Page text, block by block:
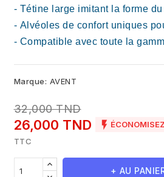
- Tétine large imitant la forme
- Alvéoles de confort uniques
- Compatible avec toute la
Marque: AVENT
32,000 TND
26,000 TND 
TTC
+ AU